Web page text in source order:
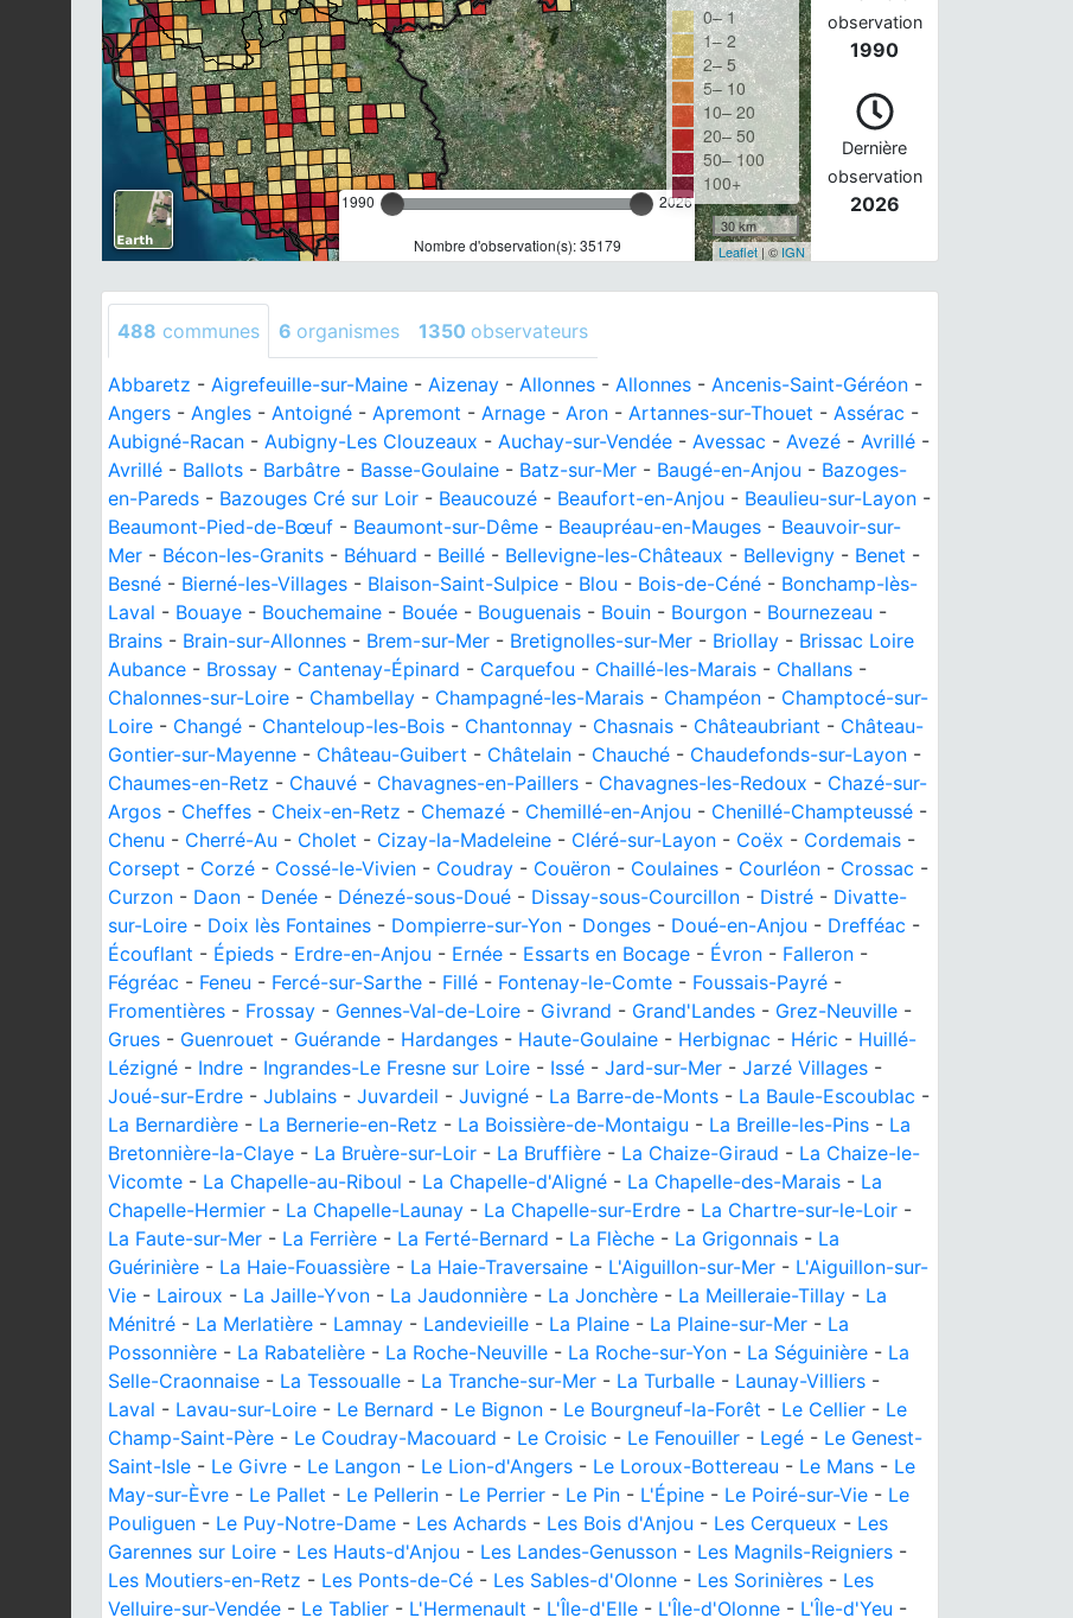
1990 2026
Nombre d'observation(s): 35179
0– 1
1– 2
2– 5
5– 10
10– 20
20– 50
50– 100
100+
30 km
Leaflet| © IGN
observation
1990
Dernière
observation
2026
488 communes 6 organismes 1350 observateurs
Abbaretz - Aigrefeuille-sur-Maine - Aizenay - Allonnes - Allonnes - Ancenis-Saint-Géréon -
Angers - Angles - Antoigné - Apremont - Arnage - Aron - Artannes-sur-Thouet - Assérac -
Aubigné-Racan - Aubigny-Les Clouzeaux - Auchay-sur-Vendée - Avessac - Avezé - Avrillé -
Avrillé - Ballots - Barbâtre - Basse-Goulaine - Batz-sur-Mer - Baugé-en-Anjou - Bazoges-
en-Pareds - Bazouges Cré sur Loir - Beaucouzé - Beaufort-en-Anjou - Beaulieu-sur-Layon -
Beaumont-Pied-de-Bœuf - Beaumont-sur-Dême - Beaupréau-en-Mauges - Beauvoir-sur-
Mer - Bécon-les-Granits - Béhuard - Beillé - Bellevigne-les-Châteaux - Bellevigny - Benet -
Besné - Bierné-les-Villages - Blaison-Saint-Sulpice - Blou - Bois-de-Céné - Bonchamp-lès-
Laval - Bouaye - Bouchemaine - Bouée - Bouguenais - Bouin - Bourgon - Bournezeau -
Brains - Brain-sur-Allonnes - Brem-sur-Mer - Bretignolles-sur-Mer - Briollay - Brissac Loire
Aubance - Brossay - Cantenay-Épinard - Carquefou - Chaillé-les-Marais - Challans -
Chalonnes-sur-Loire - Chambellay - Champagné-les-Marais - Champéon - Champtocé-sur-
Loire - Changé - Chanteloup-les-Bois - Chantonnay - Chasnais - Châteaubriant - Château-
Gontier-sur-Mayenne - Château-Guibert - Châtelain - Chauché - Chaudefonds-sur-Layon -
Chaumes-en-Retz - Chauvé - Chavagnes-en-Paillers - Chavagnes-les-Redoux - Chazé-sur-
Argos - Cheffes - Cheix-en-Retz - Chemazé - Chemillé-en-Anjou - Chenillé-Champteussé -
Chenu - Cherré-Au - Cholet - Cizay-la-Madeleine - Cléré-sur-Layon - Coëx - Cordemais -
Corsept - Corzé - Cossé-le-Vivien - Coudray - Couëron - Coulaines - Courléon - Crossac -
Curzon - Daon - Denée - Dénezé-sous-Doué - Dissay-sous-Courcillon - Distré - Divatte-
sur-Loire - Doix lès Fontaines - Dompierre-sur-Yon - Donges - Doué-en-Anjou - Drefféac -
Écouflant - Épieds - Erdre-en-Anjou - Ernée - Essarts en Bocage - Évron - Falleron -
Fégréac - Feneu - Fercé-sur-Sarthe - Fillé - Fontenay-le-Comte - Foussais-Payré -
Fromentières - Frossay - Gennes-Val-de-Loire - Givrand - Grand'Landes - Grez-Neuville -
Grues - Guenrouet - Guérande - Hardanges - Haute-Goulaine - Herbignac - Héric - Huillé-
Lézigné - Indre - Ingrandes-Le Fresne sur Loire - Issé - Jard-sur-Mer - Jarzé Villages -
Joué-sur-Erdre - Jublains - Juvardeil - Juvigné - La Barre-de-Monts - La Baule-Escoublac -
La Bernardière - La Bernerie-en-Retz - La Boissière-de-Montaigu - La Breille-les-Pins - La
Bretonnière-la-Claye - La Bruère-sur-Loir - La Bruffière - La Chaize-Giraud - La Chaize-le-
Vicomte - La Chapelle-au-Riboul - La Chapelle-d'Aligné - La Chapelle-des-Marais - La
Chapelle-Hermier - La Chapelle-Launay - La Chapelle-sur-Erdre - La Chartre-sur-le-Loir -
La Faute-sur-Mer - La Ferrière - La Ferté-Bernard - La Flèche - La Grigonnais - La
Guérinière - La Haie-Fouassière - La Haie-Traversaine - L'Aiguillon-sur-Mer - L'Aiguillon-sur-
Vie - Lairoux - La Jaille-Yvon - La Jaudonnière - La Jonchère - La Meilleraie-Tillay - La
Ménitré - La Merlatière - Lamnay - Landevieille - La Plaine - La Plaine-sur-Mer - La
Possonnière - La Rabatelière - La Roche-Neuville - La Roche-sur-Yon - La Séguinière - La
Selle-Craonnaise - La Tessoualle - La Tranche-sur-Mer - La Turballe - Launay-Villiers -
Laval - Lavau-sur-Loire - Le Bernard - Le Bignon - Le Bourgneuf-la-Forêt - Le Cellier - Le
Champ-Saint-Père - Le Coudray-Macouard - Le Croisic - Le Fenouiller - Legé - Le Genest-
Saint-Isle - Le Givre - Le Langon - Le Lion-d'Angers - Le Loroux-Bottereau - Le Mans - Le
May-sur-Èvre - Le Pallet - Le Pellerin - Le Perrier - Le Pin - L'Épine - Le Poiré-sur-Vie - Le
Pouliguen - Le Puy-Notre-Dame - Les Achards - Les Bois d'Anjou - Les Cerqueux - Les
Garennes sur Loire - Les Hauts-d'Anjou - Les Landes-Genusson - Les Magnils-Reigniers -
Les Moutiers-en-Retz - Les Ponts-de-Cé - Les Sables-d'Olonne - Les Sorinières - Les
Velluire-sur-Vendée - Le Tablier - L'Hermenault - L'Île-d'Elle - L'Île-d'Olonne - L'Île-d'Yeu -